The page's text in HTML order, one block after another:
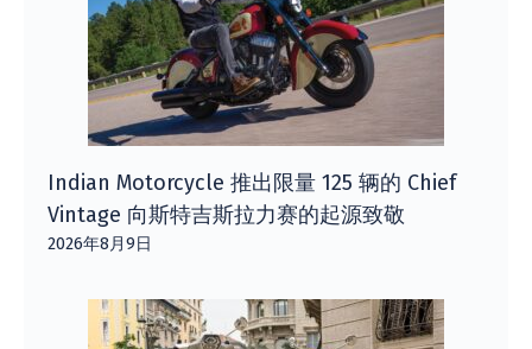
Indian Motorcycle 推出限量 125 辆的 Chief
Vintage 向斯特吉斯拉力赛的起源致敬
2026年8月9日